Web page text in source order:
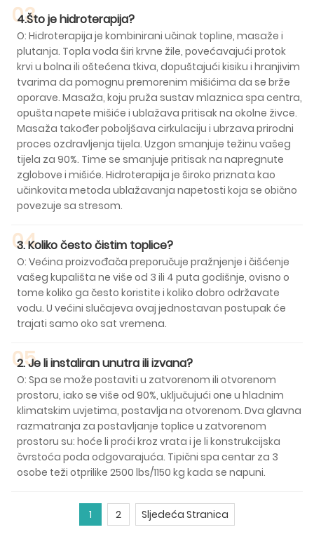
03
4.Što je hidroterapija?
O: Hidroterapija je kombinirani učinak topline, masaže i
plutanja. Topla voda širi krvne žile, povećavajući protok
krvi u bolna ili oštećena tkiva, dopuštajući kisiku i hranjivim
tvarima da pomognu premorenim mišićima da se brže
oporave. Masaža, koju pruža sustav mlaznica spa centra,
opušta napete mišiće i ublažava pritisak na okolne živce.
Masaža također poboljšava cirkulaciju i ubrzava prirodni
proces ozdravljenja tijela. Uzgon smanjuje težinu vašeg
tijela za 90%. Time se smanjuje pritisak na napregnute
zglobove i mišiće. Hidroterapija je široko priznata kao
učinkovita metoda ublažavanja napetosti koja se obično
povezuje sa stresom.
04
3. Koliko često čistim toplice?
O: Većina proizvođača preporučuje pražnjenje i čišćenje
vašeg kupališta ne više od 3 ili 4 puta godišnje, ovisno o
tome koliko ga često koristite i koliko dobro održavate
vodu. U većini slučajeva ovaj jednostavan postupak će
trajati samo oko sat vremena.
05
2. Je li instaliran unutra ili izvana?
O: Spa se može postaviti u zatvorenom ili otvorenom
prostoru, iako se više od 90%, uključujući one u hladnim
klimatskim uvjetima, postavlja na otvorenom. Dva glavna
razmatranja za postavljanje toplice u zatvorenom
prostoru su: hoće li proći kroz vrata i je li konstrukcijska
čvrstoća poda odgovarajuća. Tipični spa centar za 3
osobe teži otprilike 2500 lbs/1150 kg kada se napuni.
1 2 Sljedeća Stranica